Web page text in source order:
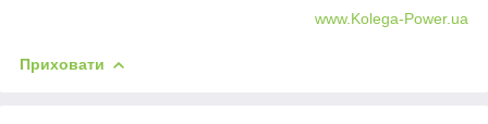
www.Kolega-Power.ua
Приховати